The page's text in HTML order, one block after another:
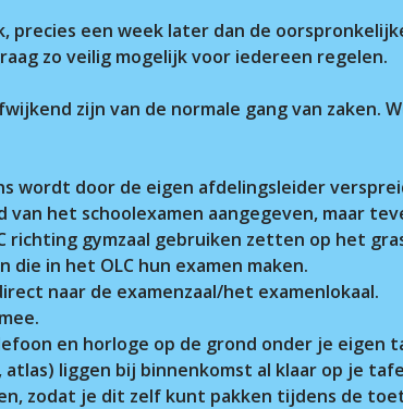
een week later dan de
zo veilig mogelijk voor iedereen regelen.
zijn van de normale gang van zaken.
wordt door de eigen afdelingsleider
het schoolexamen aangegeven, maar
richting gymzaal gebruiken zetten op het
in het OLC hun examen maken.
naar de examenzaal/het examenlokaal.
en horloge op de grond onder je eigen
atlas) liggen bij binnenkomst al klaar op je
zodat je dit zelf kunt pakken tijdens de